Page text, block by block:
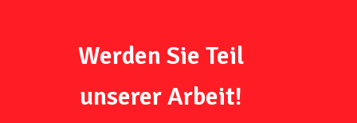
Werden Sie Teil
unserer Arbeit!